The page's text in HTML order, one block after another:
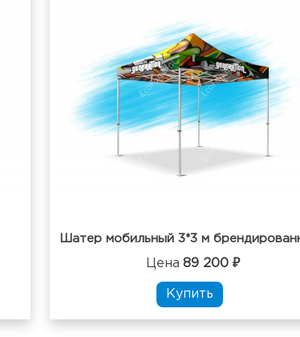
Шатер мобильный 3*3 м
Цена 89 200 ₽
Купить